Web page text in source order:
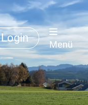
Login
Menü